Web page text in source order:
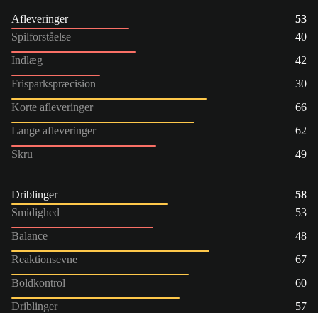
Afleveringer
53
Spilforståelse
40
Indlæg
42
Frisparkspræcision
30
Korte afleveringer
66
Lange afleveringer
62
Skru
49
Driblinger
58
Smidighed
53
Balance
48
Reaktionsevne
67
Boldkontrol
60
Driblinger
57